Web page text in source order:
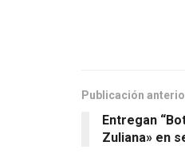
Publicación
Entregan
Zuliana» en